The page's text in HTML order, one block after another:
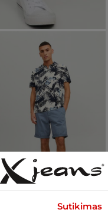
Sutikimas